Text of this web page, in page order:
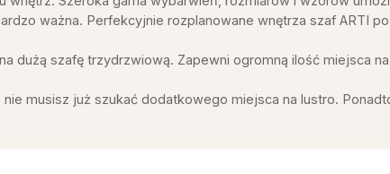
ważna. Perfekcyjnie rozplanowane wnętrza szaf ARTI
dużą szafę trzydrzwiową. Zapewni ogromną ilość miejsca
musisz już szukać dodatkowego miejsca na lustro.